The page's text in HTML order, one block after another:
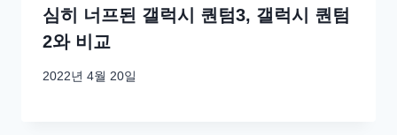
심히 너프된 갤럭시 퀀텀3, 갤럭시 퀀텀
2와 비교
2022년 4월 20일